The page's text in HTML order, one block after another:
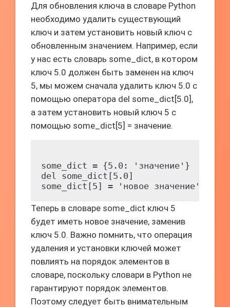
Для обновления ключа в словаре Python
необходимо удалить существующий
ключ и затем установить новый ключ с
обновленным значением. Например, если
у нас есть словарь some_dict, в котором
ключ 5.0 должен быть заменен на ключ
5, мы можем сначала удалить ключ 5.0 с
помощью оператора del some_dict[5.0],
а затем установить новый ключ 5 с
помощью some_dict[5] = значение.
some_dict = {5.0: 'значение'}
del some_dict[5.0]
Теперь в словаре some_dict ключ 5
будет иметь новое значение, заменив
ключ 5.0. Важно помнить, что операция
удаления и установки ключей может
повлиять на порядок элементов в
словаре, поскольку словари в Python не
гарантируют порядок элементов.
Поэтому следует быть внимательным